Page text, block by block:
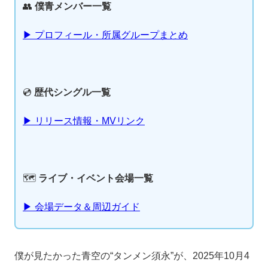
👥 僕青メンバー一覧
▶ プロフィール・所属グループまとめ
💿 歴代シングル一覧
▶ リリース情報・MVリンク
🗺️ ライブ・イベント会場一覧
▶ 会場データ＆周辺ガイド
僕が見たかった青空の“タンメン須永”が、2025年10月4